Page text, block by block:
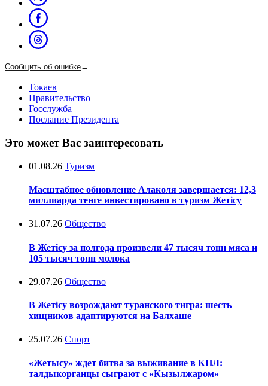
Сообщить об ошибке→
Токаев
Правительство
Госслужба
Послание Президента
Это может Вас заинтересовать
01.08.26 Туризм
Масштабное обновление Алаколя завершается: 12,3
миллиарда тенге инвестировано в туризм Жетісу
31.07.26 Общество
В Жетісу за полгода произвели 47 тысяч тонн мяса и
105 тысяч тонн молока
29.07.26 Общество
В Жетісу возрождают туранского тигра: шесть
хищников адаптируются на Балхаше
25.07.26 Спорт
«Жетысу» ждет битва за выживание в КПЛ:
талдыкорганцы сыграют с «Кызылжаром»